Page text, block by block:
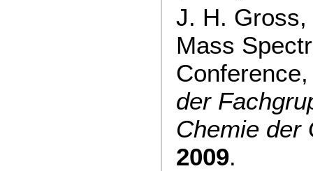
J. H.
Mass
der
Chemie der
2009.